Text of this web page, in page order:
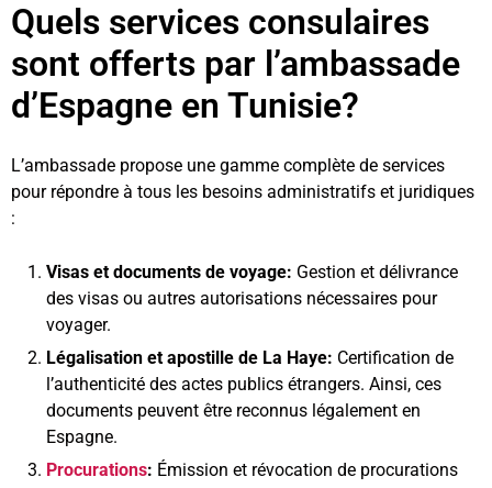
Quels services consulaires
sont offerts par l’ambassade
d’Espagne en Tunisie?
L’ambassade propose une gamme complète de services
pour répondre à tous les besoins administratifs et juridiques
:
Visas et documents de voyage: Gestion et délivrance
des visas ou autres autorisations nécessaires pour
voyager.
Légalisation et apostille de La Haye: Certification de
l’authenticité des actes publics étrangers. Ainsi, ces
documents peuvent être reconnus légalement en
Espagne.
Procurations: Émission et révocation de procurations